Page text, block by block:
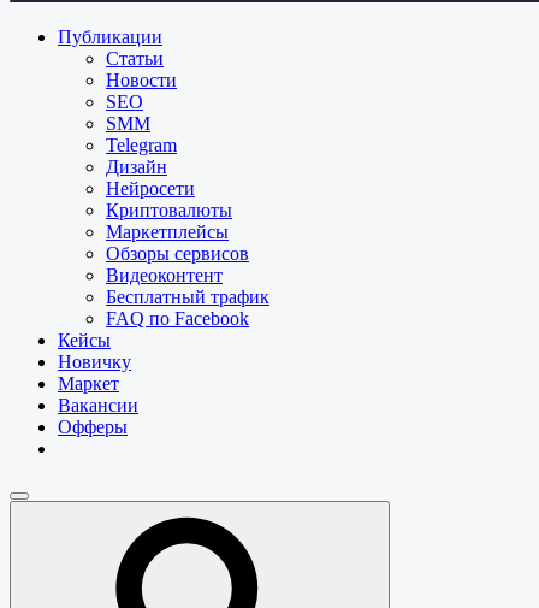
Публикации
Статьи
Новости
SEO
SMM
Telegram
Дизайн
Нейросети
Криптовалюты
Маркетплейсы
Обзоры сервисов
Видеоконтент
Бесплатный трафик
FAQ по Facebook
Кейсы
Новичку
Маркет
Вакансии
Офферы